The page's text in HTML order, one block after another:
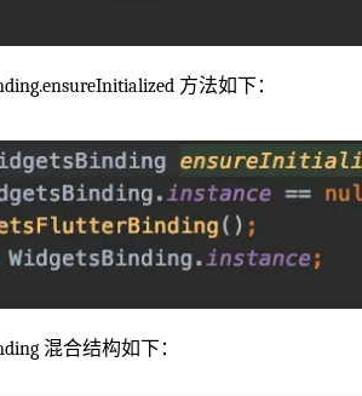
方法如下：
混合结构如下：